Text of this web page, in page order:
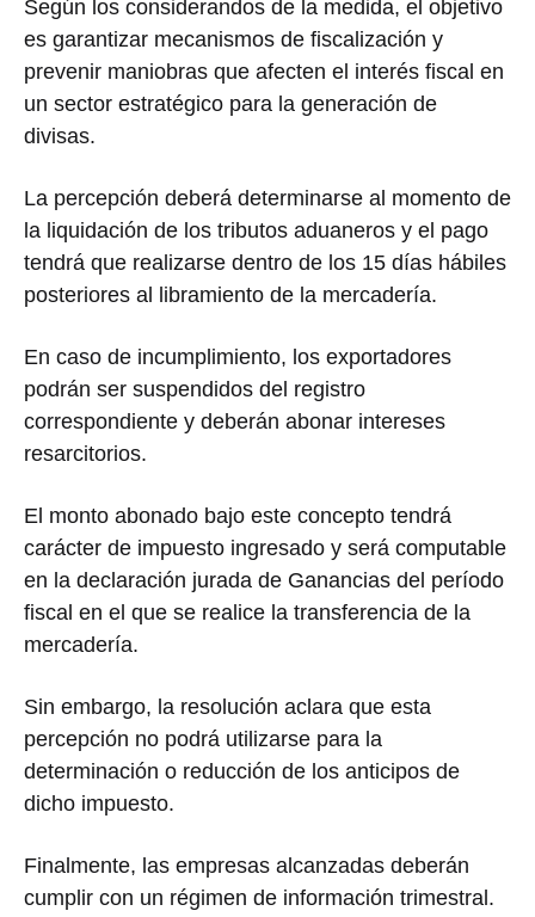
Según los considerandos de la medida, el objetivo
es garantizar mecanismos de fiscalización y
prevenir maniobras que afecten el interés fiscal en
un sector estratégico para la generación de
divisas.
La percepción deberá determinarse al momento de
la liquidación de los tributos aduaneros y el pago
tendrá que realizarse dentro de los 15 días hábiles
posteriores al libramiento de la mercadería.
En caso de incumplimiento, los exportadores
podrán ser suspendidos del registro
correspondiente y deberán abonar intereses
resarcitorios.
El monto abonado bajo este concepto tendrá
carácter de impuesto ingresado y será computable
en la declaración jurada de Ganancias del período
fiscal en el que se realice la transferencia de la
mercadería.
Sin embargo, la resolución aclara que esta
percepción no podrá utilizarse para la
determinación o reducción de los anticipos de
dicho impuesto.
Finalmente, las empresas alcanzadas deberán
cumplir con un régimen de información trimestral.